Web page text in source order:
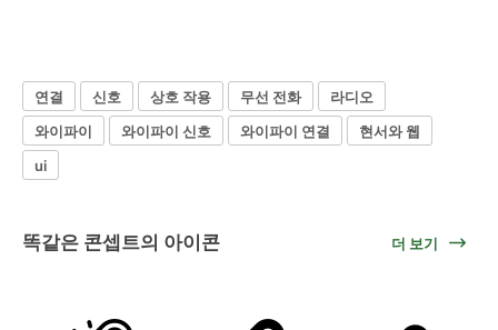
연결 신호 상호 작용 무선 전화
라디오
와이파이
와이파이 신호 와이파이 연결
현서와 웹
ui
똑같은 콘셉트의 아이콘 더 보기